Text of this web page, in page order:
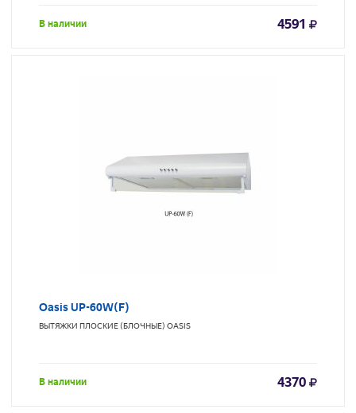
В наличии 4591
Oasis UP-60W(F)
ВЫТЯЖКИ ПЛОСКИЕ (БЛОЧНЫЕ) OASIS
В наличии 4370